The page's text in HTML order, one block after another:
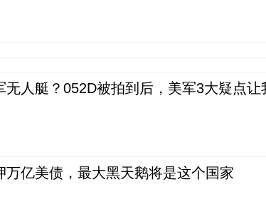
无人艇？052D被拍到后，美军3大疑点让
万亿美债，最大黑天鹅将是这个国家